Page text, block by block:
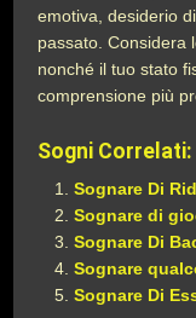
emotiva, desiderio
passato. Considera
nonché il tuo stato
comprensione più
Sogni Correlati:
Sognare Di
Sognare di
Sognare Di
Sognare
Sognare Di